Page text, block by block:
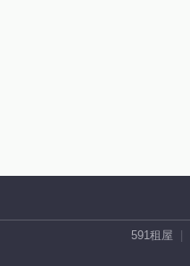
591租屋